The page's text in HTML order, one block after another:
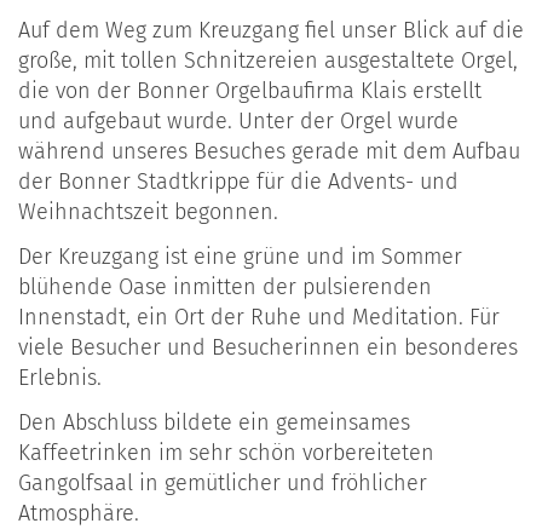
Auf dem Weg zum Kreuzgang fiel unser Blick auf die
große, mit tollen Schnitzereien ausgestaltete Orgel,
die von der Bonner Orgelbaufirma Klais erstellt
und aufgebaut wurde. Unter der Orgel wurde
während unseres Besuches gerade mit dem Aufbau
der Bonner Stadtkrippe für die Advents- und
Weihnachtszeit begonnen.
Der Kreuzgang ist eine grüne und im Sommer
blühende Oase inmitten der pulsierenden
Innenstadt, ein Ort der Ruhe und Meditation. Für
viele Besucher und Besucherinnen ein besonderes
Erlebnis.
Den Abschluss bildete ein gemeinsames
Kaffeetrinken im sehr schön vorbereiteten
Gangolfsaal in gemütlicher und fröhlicher
Atmosphäre.